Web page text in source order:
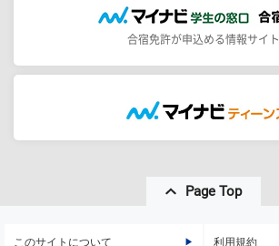
合宿免許が申込める情報サイト
Page Top
このサイトについて 利用規約